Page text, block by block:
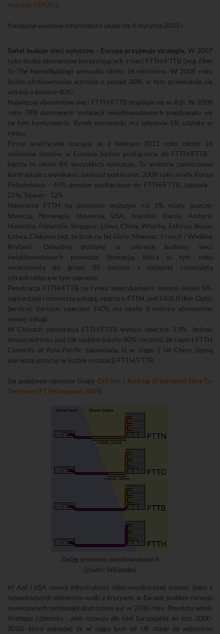
Aniołek DIPOL-a
Następne wydanie Informatora ukaże się 4 stycznia 2010 r.
Świat buduje sieci optyczne - Europa przyjmuje strategie. W 2007
roku liczba abonentów korzystających z sieci FTTH/FTTB (ang. Fiber
To The Home/Building) wynosiła około 16 milionów. W 2008 roku
liczba użytkowników wzrosła o ponad 30%, w tym przewiduje się
wzrost o kolejne 40%!
Najwięcej abonentów sieci FTTH/FTTB znajduje się w Azji. W 2008
roku 78% domowych instalacji światłowodowych znajdowało się
na tym kontynencie. Rynek europejski ma zaledwie 5% udziału w
rynku.
Firmy analityczne szacują, że z końcem 2011 roku około 16
milionów domów w Europie będzie podłączone do FTTH/FTTB -
będzie to około 8% wszystkich mieszkań. To ambitne zamierzenie
kontrastuje z wynikami, jakie już pod koniec 2008 roku miały Korea
Południowa - 45% domów podłączone do FTTH/FTTB, Japonia -
25%, Tajwan - 12%.
Nasycenie FTTH na poziomie wyższym niż 1% miały jeszcze:
Szwecja, Norwegia, Słowenia, USA, Islandia, Dania, Andora,
Holandia, Finlandia, Singapur, Litwa, Chiny, Włochy, Estonia, Rosja,
Łotwa. Ciekawe jest, że brak na tej liście: Niemiec, Francji i Wielkiej
Brytanii. Odważną politykę w zakresie budowy sieci
światłowodowych prowadzi Słowacja, która w tym roku
awansowała do grupy 20 państw z najlepiej rozwiniętą
infrastrukturą w tym zakresie.
Penetracja FTTH/FTTB na rynku amerykańskim wynosi około 5%,
najbardziej rozwiniętą usługą, opartą o FTTH, jest FIOS (Fiber Optic
Service). Verizon, operator FIOS, ma około 3 miliony abonentów
swojej usługi.
W Chinach penetracja FTTH/FTTB wynosi obecnie 1,9%. Jednak
tempo wzrostu jest tak szybkie (około 80% rocznie), że raport FTTH
Councils of Asia‐Pacific zapowiada, iż w ciągu 2 lat Chiny zajmą
pierwszą pozycję w liczbie instalacji FTTH/FTTB.
(na podstawie raportów Grupy Dell'Oro i Ranking of European Fibre-To-
The-Home (FTTH) wrzesień 2009)
Zasięg systemów światłowodowych
(źródło: Wikipedia)
W Azji i USA rozwój infrastruktury telekomunikacyjnej stanowi jeden z
najważniejszych elementów walki z kryzysem, w Europie problem rozwoju
nowoczesnych technologii dostrzeżono już w 2000 roku. Powstała wtedy
Strategia Lizbońska - plan rozwoju dla Unii Europejskiej na lata 2000-
2010, który zakładał, że w ciągu tych lat UE stanie się najszybciej